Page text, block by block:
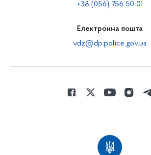
+38 (056) 756 50 01
Електронна пошта
vdz@dp.police.gov.ua